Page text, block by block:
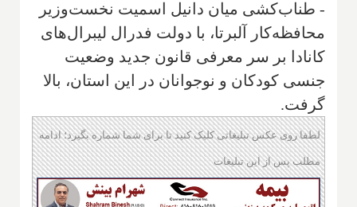
- طناب‌کشی میان دانیل اسمیت نخست‌وزیر
محافظه‌کار آلبرتا، با دولت فدرال لیبرال‌های
کانادا بر سر معرفی قانون جدید وضعیت
جنسی کودکان و نوجوانان در این استان، بالا
گرفت.
لطفا روی عکس تبلیغاتی کلیک کنید تا برای شما شماره بگیرد؛ ادامه
مطلب پس از این تبلیغات